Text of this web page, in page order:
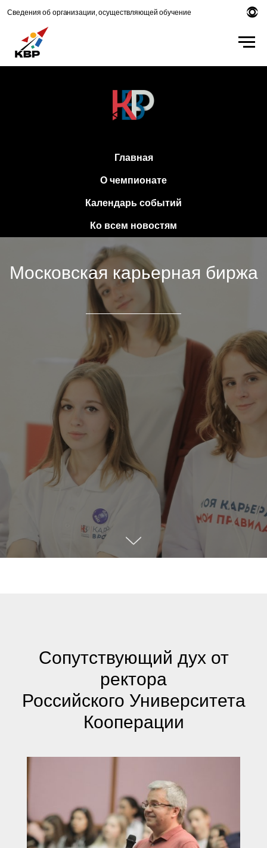
Сведения об организации, осуществляющей обучение
Главная
О чемпионате
Календарь событий
Ко всем новостям
Московская карьерная биржа
Сопутствующий дух от
ректора
Российского Университета
Кооперации